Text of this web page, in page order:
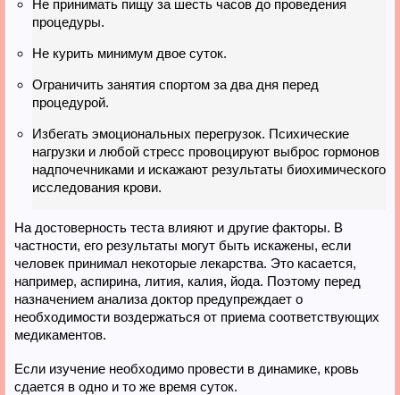
Не принимать пищу за шесть часов до проведения
процедуры.
Не курить минимум двое суток.
Ограничить занятия спортом за два дня перед
процедурой.
Избегать эмоциональных перегрузок. Психические
нагрузки и любой стресс провоцируют выброс гормонов
надпочечниками и искажают результаты биохимического
исследования крови.
На достоверность теста влияют и другие факторы. В
частности, его результаты могут быть искажены, если
человек принимал некоторые лекарства. Это касается,
например, аспирина, лития, калия, йода. Поэтому перед
назначением анализа доктор предупреждает о
необходимости воздержаться от приема соответствующих
медикаментов.
Если изучение необходимо провести в динамике, кровь
сдается в одно и то же время суток.